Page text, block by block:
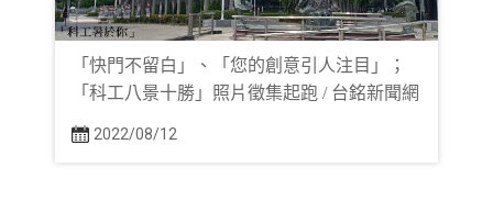
「快門不留白」、「您的創意引人注目」；
「科工八景十勝」照片徵集起跑 / 台銘新聞網
2022/08/12